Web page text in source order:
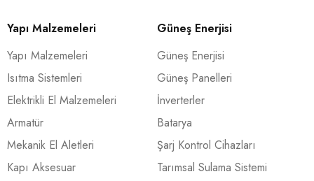
Yapı Malzemeleri
Yapı Malzemeleri
Isıtma Sistemleri
Elektrikli El Malzemeleri
Armatür
Mekanik El Aletleri
Kapı Aksesuar
Güneş Enerjisi
Güneş Enerjisi
Güneş Panelleri
İnverterler
Batarya
Şarj Kontrol Cihazları
Tarımsal Sulama Sistemi